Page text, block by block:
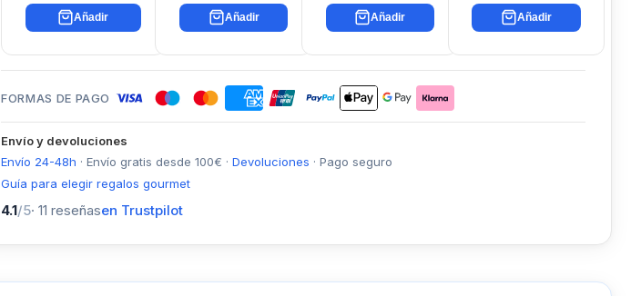
Añadir Añadir Añadir Añadir
FORMAS DE PAGO
Envío y devoluciones
Envío 24-48h · Envío gratis desde 100€ · Devoluciones · Pago seguro
Guía para elegir regalos gourmet
4.1/5· 11 reseñasen Trustpilot